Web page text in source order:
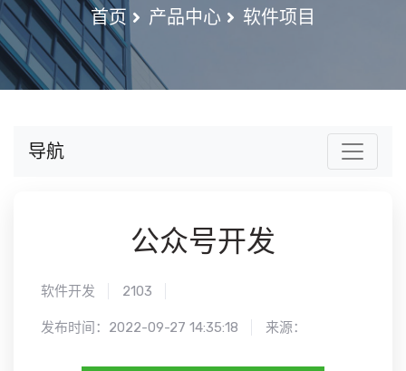
首页 产品中心 软件项目
导航
公众号开发
软件开发 2103
发布时间：2022-09-27 14:35:18 来源：